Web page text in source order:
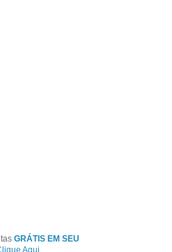
GRÁTIS EM SEU
Aqui